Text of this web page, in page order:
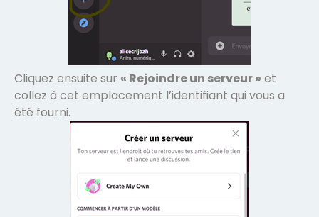
Cliquez ensuite sur « Rejoindre un serveur » et
collez à cet emplacement l’identifiant qui vous a
été fourni.